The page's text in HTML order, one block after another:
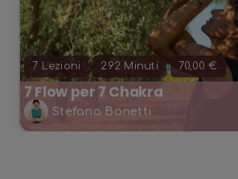
7 Lezioni 292 Minuti 70,00 €
7 Flow per 7 Chakra
Stefano Bonetti